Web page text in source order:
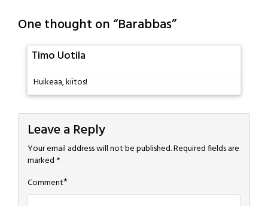
One thought on “Barabbas”
Timo Uotila
Huikeaa, kiitos!
Leave a Reply
Your email address will not be published.Required fields are
marked *
Comment*